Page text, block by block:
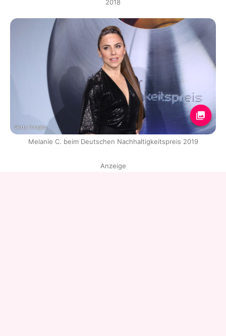
2018
Getty Images
Melanie C. beim Deutschen Nachhaltigkeitspreis 2019
Anzeige